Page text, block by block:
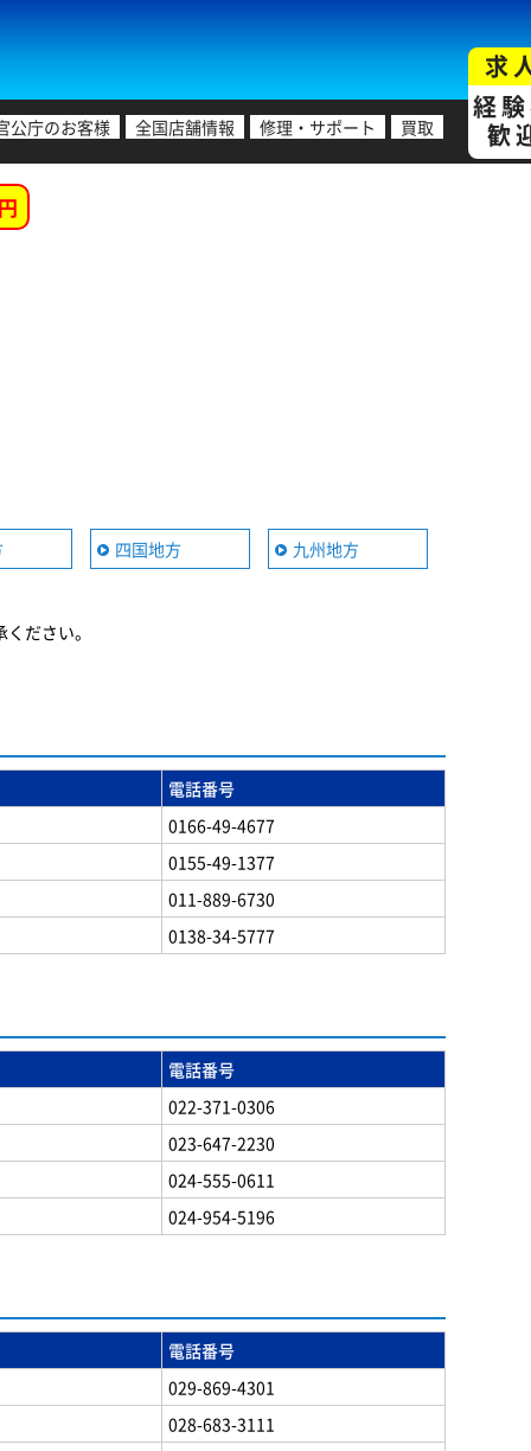
公庁のお客様 全国店舗情報 修理・サポート 買取
求
経
歓
四国地方 九州地方
ださい。
電話番号
0166-49-4677
0155-49-1377
011-889-6730
0138-34-5777
電話番号
022-371-0306
023-647-2230
024-555-0611
024-954-5196
電話番号
029-869-4301
028-683-3111